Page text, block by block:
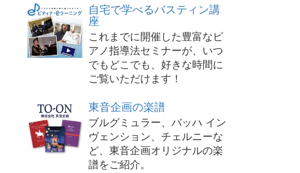
自宅で学べるバスティン講
座
これまでに開催した豊富なピ
アノ指導法セミナーが、いつ
でもどこでも、好きな時間に
ご覧いただけます！
東音企画の楽譜
ブルグミュラー、バッハ イン
ヴェンション、チェルニーな
ど、東音企画オリジナルの楽
譜をご紹介。